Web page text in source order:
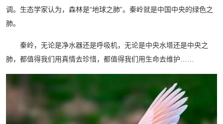
调。生态学家认为，森林是“地球之肺”。秦岭就是中国中央的绿色之
肺。
秦岭，无论是净水器还是呼吸机，无论是中央水塔还是中央之
肺，都值得我们用真情去珍惜，都值得我们用生命去维护……